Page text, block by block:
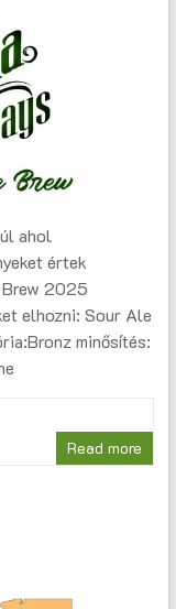
ahol
értek
Brew 2025
elhozni: Sour Ale
minősítés:
Read more